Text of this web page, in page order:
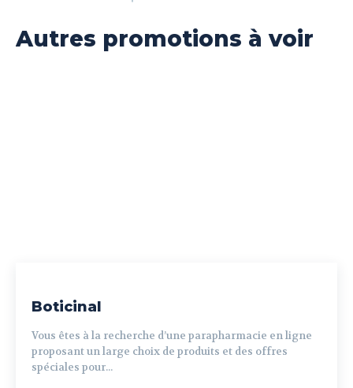
Autres promotions à voir
Boticinal
Vous êtes à la recherche d’une parapharmacie en ligne
proposant un large choix de produits et des offres
spéciales pour...